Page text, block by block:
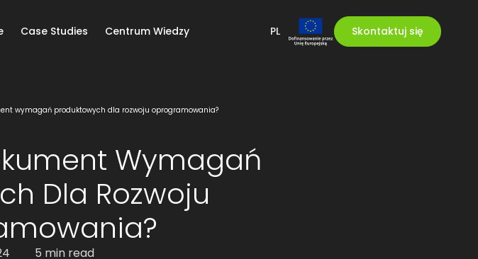
Case Studies Centrum Wiedzy PL Skontaktuj się
wymagań produktowych dla rozwoju oprogramowania?
Wymagań
Dla Rozwoju
5 min read